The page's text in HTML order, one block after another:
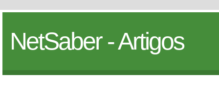
NetSaber - Artigos